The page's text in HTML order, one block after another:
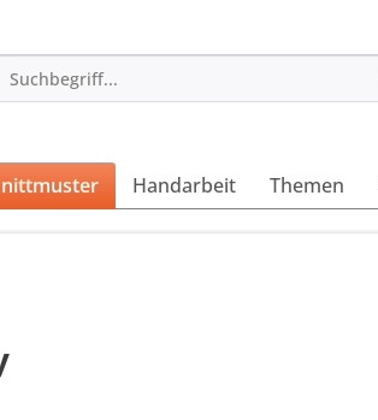
Handarbeit Themen